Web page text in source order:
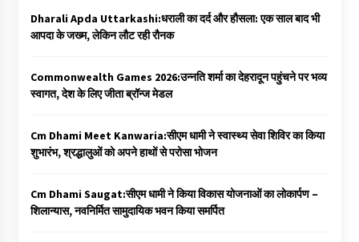
Dharali Apda Uttarkashi:धराली का दर्द और हौसला: एक साल बाद भी
आपदा के जख्म, लेकिन लौट रही रौनक
Commonwealth Games 2026:उन्नति शर्मा का देहरादून पहुंचने पर भव्य
स्वागत, देश के लिए जीता ब्रॉन्ज मेडल
Cm Dhami Meet Kanwaria:सीएम धामी ने स्वास्थ्य सेवा शिविर का किया
शुभारंभ, श्रद्धालुओं को अपने हाथों से परोसा भोजन
Cm Dhami Saugat:सीएम धामी ने किया विकास योजनाओं का लोकार्पण –
शिलान्यास, नवनिर्मित सामुदायिक भवन किया समर्पित